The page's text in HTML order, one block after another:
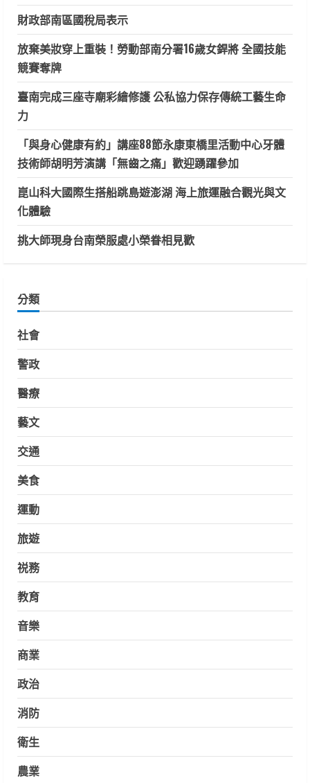
財政部南區國稅局表示
放棄美妝穿上重裝！勞動部南分署16歲女銲將 全國技能
競賽奪牌
臺南完成三座寺廟彩繪修護 公私協力保存傳統工藝生命
力
「與身心健康有約」講座88節永康東橋里活動中心牙體
技術師胡明芳演講「無齒之痛」歡迎踴躍參加
崑山科大國際生搭船跳島遊澎湖 海上旅運融合觀光與文
化體驗
挑大師現身台南榮服處小榮眷相見歡
分類
社會
警政
醫療
藝文
交通
美食
運動
旅遊
祱務
教育
音樂
商業
政治
消防
衛生
農業